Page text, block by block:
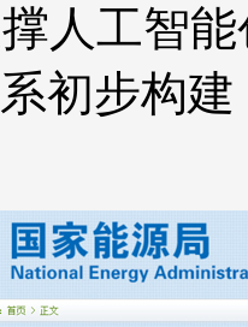
人工智
初步构